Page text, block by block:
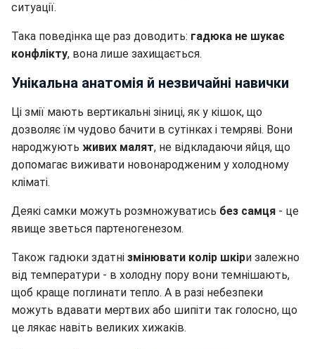
ситуації.
Така поведінка ще раз доводить: гадюка не шукає
конфлікту, вона лише захищається.
Унікальна анатомія й незвичайні навички
Ці змії мають вертикальні зіниці, як у кішок, що
дозволяє їм чудово бачити в сутінках і темряві. Вони
народжують живих малят, не відкладаючи яйця, що
допомагає виживати новонародженим у холодному
кліматі.
Деякі самки можуть розмножуватись без самця - це
явище зветься партеногенезом.
Також гадюки здатні змінювати колір шкіри залежно
від температури - в холодну пору вони темнішають,
щоб краще поглинати тепло. А в разі небезпеки
можуть вдавати мертвих або шипіти так голосно, що
це лякає навіть великих хижаків.